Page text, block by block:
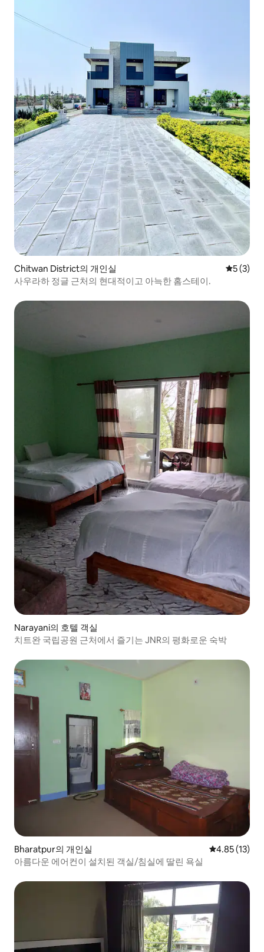
Chitwan District의 개인실 평점 5점
5 (3)
사우라하 정글 근처의 현대적이고 아늑한 홈스테이.
Narayani의 호텔 객실
치트완 국립공원 근처에서 즐기는 JNR의 평화로운 숙박
Bharatpur의 개인실 평점 4.85점
4.85 (13)
아름다운 에어컨이 설치된 객실/침실에 딸린 욕실